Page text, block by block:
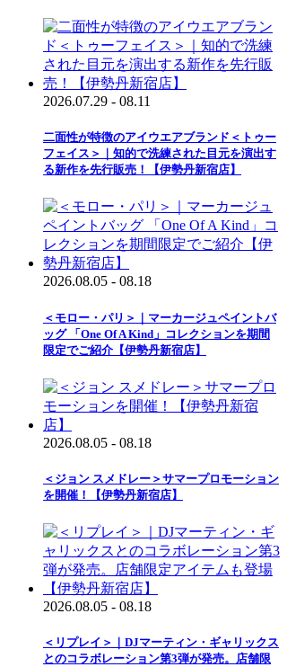
2026.07.29 - 08.11
二面性が特徴のアイウエアブランド＜トゥー
フェイス＞｜知的で洗練された目元を演出す
る新作を先行販売！【伊勢丹新宿店】
2026.08.05 - 08.18
＜モロー・パリ＞｜マーカージュペイントバ
ッグ 「One Of A Kind」コレクションを期間
限定でご紹介【伊勢丹新宿店】
2026.08.05 - 08.18
＜ジョン スメドレー＞サマープロモーション
を開催！【伊勢丹新宿店】
2026.08.05 - 08.18
＜リプレイ＞｜DJマーティン・ギャリックス
とのコラボレーション第3弾が発売。店舗限